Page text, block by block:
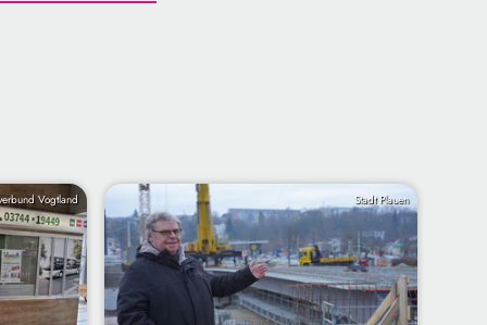
Vogtland Stadt Plauen